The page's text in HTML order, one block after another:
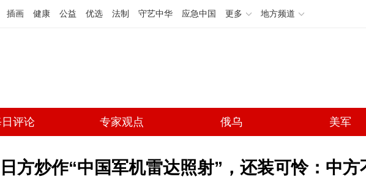
插画 健康 公益 优选 法制 守艺中华 应急中国 更多 地方频道
评论 专家观点 俄乌 美军
日方炒作“中国军机雷达照射”，还装可怜：中方